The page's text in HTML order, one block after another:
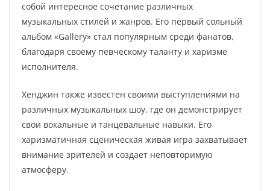
собой интересное сочетание различных
музыкальных стилей и жанров. Его первый сольный
альбом «Gallery» стал популярным среди фанатов,
благодаря своему певческому таланту и харизме
исполнителя.
Хенджин также известен своими выступлениями на
различных музыкальных шоу, где он демонстрирует
свои вокальные и танцевальные навыки. Его
харизматичная сценическая живая игра захватывает
внимание зрителей и создает неповторимую
атмосферу.